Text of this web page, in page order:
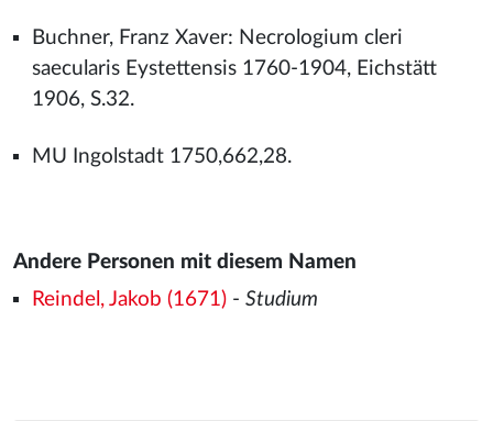
Buchner, Franz Xaver: Necrologium cleri
saecularis Eystettensis 1760-1904, Eichstätt
1906, S.32.
MU Ingolstadt 1750,662,28.
Andere Personen mit diesem Namen
Reindel, Jakob (1671)- Studium